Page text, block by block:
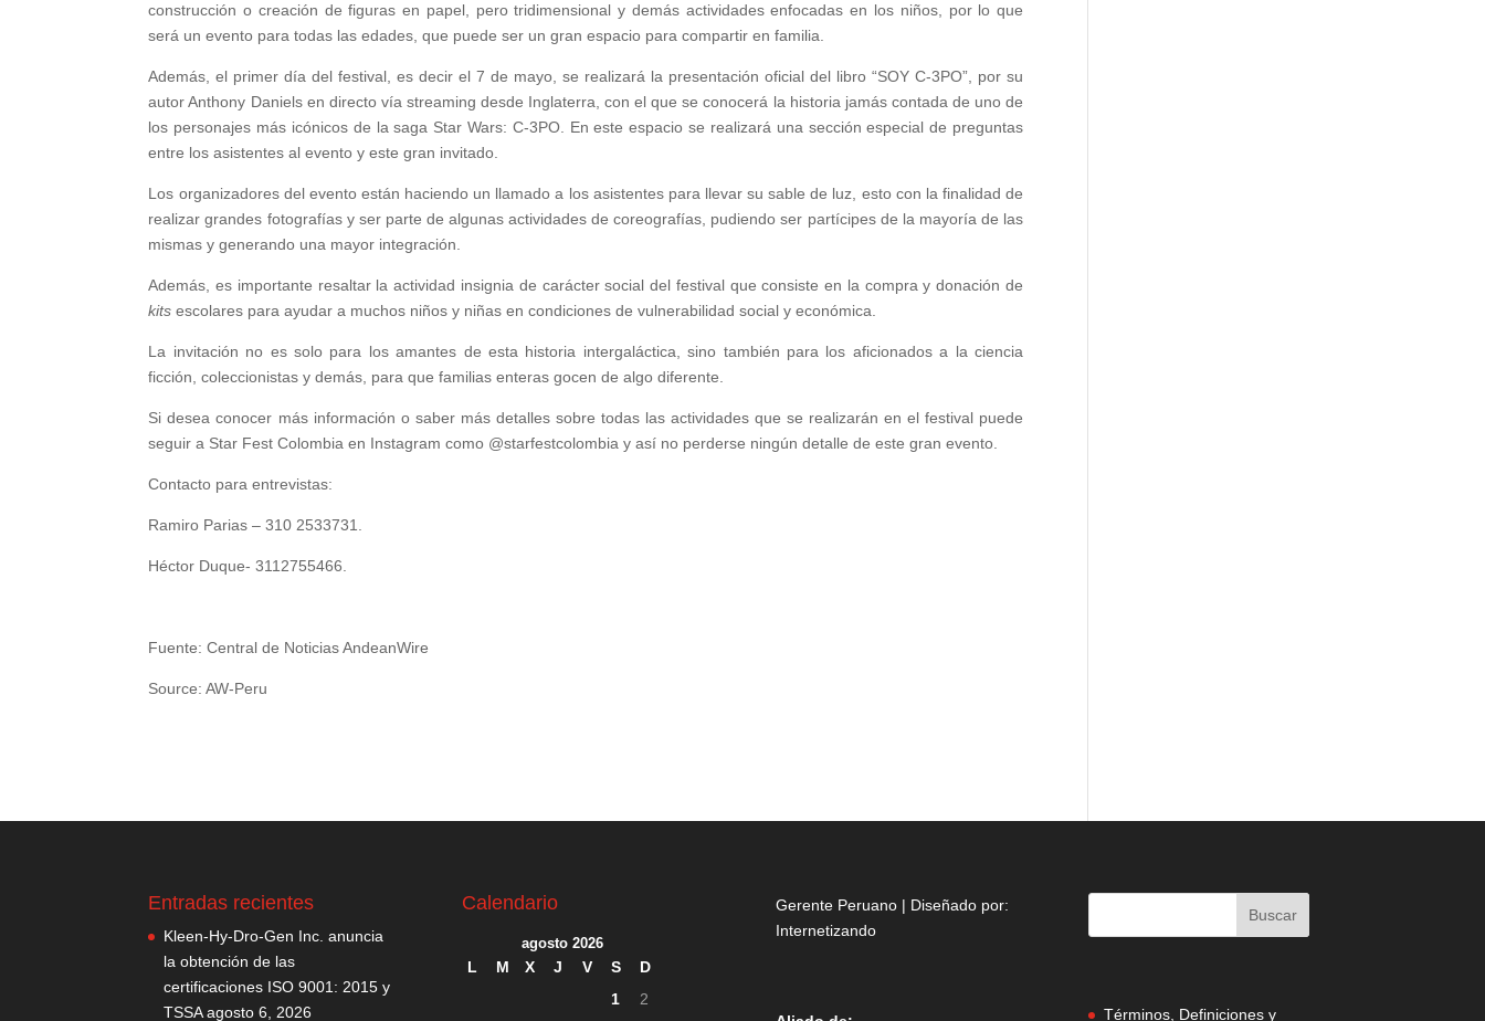
construcción o creación de figuras en papel, pero tridimensional y demás actividades enfocadas en los niños, por lo que
será un evento para todas las edades, que puede ser un gran espacio para compartir en familia.
Además, el primer día del festival, es decir el 7 de mayo, se realizará la presentación oficial del libro “SOY C-3PO”, por su
autor Anthony Daniels en directo vía streaming desde Inglaterra, con el que se conocerá la historia jamás contada de uno de
los personajes más icónicos de la saga Star Wars: C-3PO. En este espacio se realizará una sección especial de preguntas
entre los asistentes al evento y este gran invitado.
Los organizadores del evento están haciendo un llamado a los asistentes para llevar su sable de luz, esto con la finalidad de
realizar grandes fotografías y ser parte de algunas actividades de coreografías, pudiendo ser partícipes de la mayoría de las
mismas y generando una mayor integración.
Además, es importante resaltar la actividad insignia de carácter social del festival que consiste en la compra y donación de
kits escolares para ayudar a muchos niños y niñas en condiciones de vulnerabilidad social y económica.
La invitación no es solo para los amantes de esta historia intergaláctica, sino también para los aficionados a la ciencia
ficción, coleccionistas y demás, para que familias enteras gocen de algo diferente.
Si desea conocer más información o saber más detalles sobre todas las actividades que se realizarán en el festival puede
seguir a Star Fest Colombia en Instagram como @starfestcolombia y así no perderse ningún detalle de este gran evento.
Contacto para entrevistas:
Ramiro Parias – 310 2533731.
Héctor Duque- 3112755466.
Fuente: Central de Noticias AndeanWire
Source: AW-Peru
Entradas recientes
Kleen-Hy-Dro-Gen Inc. anuncia
la obtención de las
certificaciones ISO 9001: 2015 y
TSSA agosto 6, 2026
Calendario
agosto 2026
L M X J V S
D
1
2
Gerente Peruano | Diseñado por:
Internetizando
Términos, Definiciones y